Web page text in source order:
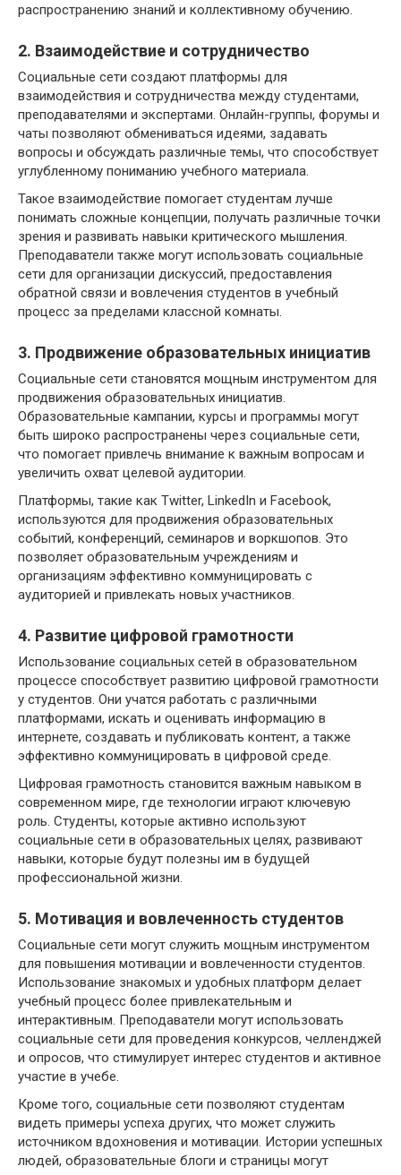
распространению знаний и коллективному обучению.
2. Взаимодействие и сотрудничество
Социальные сети создают платформы для
взаимодействия и сотрудничества между студентами,
преподавателями и экспертами. Онлайн-группы, форумы и
чаты позволяют обмениваться идеями, задавать
вопросы и обсуждать различные темы, что способствует
углубленному пониманию учебного материала.
Такое взаимодействие помогает студентам лучше
понимать сложные концепции, получать различные точки
зрения и развивать навыки критического мышления.
Преподаватели также могут использовать социальные
сети для организации дискуссий, предоставления
обратной связи и вовлечения студентов в учебный
процесс за пределами классной комнаты.
3. Продвижение образовательных инициатив
Социальные сети становятся мощным инструментом для
продвижения образовательных инициатив.
Образовательные кампании, курсы и программы могут
быть широко распространены через социальные сети,
что помогает привлечь внимание к важным вопросам и
увеличить охват целевой аудитории.
Платформы, такие как Twitter, LinkedIn и Facebook,
используются для продвижения образовательных
событий, конференций, семинаров и воркшопов. Это
позволяет образовательным учреждениям и
организациям эффективно коммуницировать с
аудиторией и привлекать новых участников.
4. Развитие цифровой грамотности
Использование социальных сетей в образовательном
процессе способствует развитию цифровой грамотности
у студентов. Они учатся работать с различными
платформами, искать и оценивать информацию в
интернете, создавать и публиковать контент, а также
эффективно коммуницировать в цифровой среде.
Цифровая грамотность становится важным навыком в
современном мире, где технологии играют ключевую
роль. Студенты, которые активно используют
социальные сети в образовательных целях, развивают
навыки, которые будут полезны им в будущей
профессиональной жизни.
5. Мотивация и вовлеченность студентов
Социальные сети могут служить мощным инструментом
для повышения мотивации и вовлеченности студентов.
Использование знакомых и удобных платформ делает
учебный процесс более привлекательным и
интерактивным. Преподаватели могут использовать
социальные сети для проведения конкурсов, челленджей
и опросов, что стимулирует интерес студентов и активное
участие в учебе.
Кроме того, социальные сети позволяют студентам
видеть примеры успеха других, что может служить
источником вдохновения и мотивации. Истории успешных
людей, образовательные блоги и страницы могут